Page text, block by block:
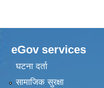
eGov services
घटना दर्ता
सामाजिक सुरक्षा